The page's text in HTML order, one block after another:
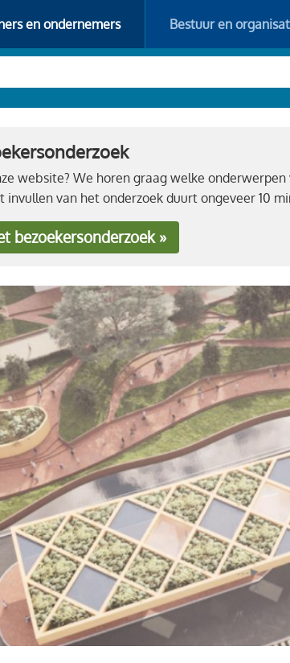
en ondernemers Bestuur en
website? We horen graag welke
invullen van het onderzoek duurt ongeveer 10
bezoekersonderzoek »